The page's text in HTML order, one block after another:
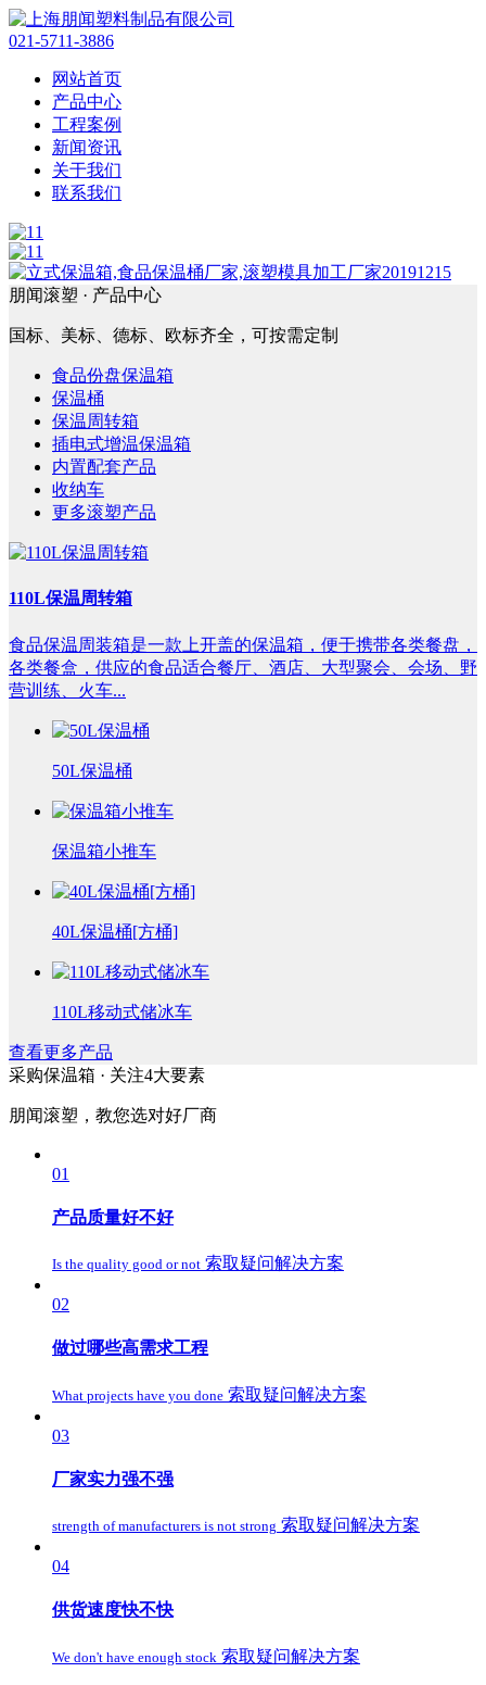
021-5711-3886
网站首页
产品中心
工程案例
新闻资讯
关于我们
联系我们
朋闻滚塑 · 产品中心
国标、美标、德标、欧标齐全，可按需定制
食品份盘保温箱
保温桶
保温周转箱
插电式增温保温箱
内置配套产品
收纳车
更多滚塑产品
110L保温周转箱
食品保温周装箱是一款上开盖的保温箱，便于携带各类餐盘，
各类餐盒，供应的食品适合餐厅、酒店、大型聚会、会场、野
营训练、火车...
50L保温桶
保温箱小推车
40L保温桶[方桶]
110L移动式储冰车
查看更多产品
采购保温箱 · 关注4大要素
朋闻滚塑，教您选对好厂商
01
产品质量好不好
Is the quality good or not 索取疑问解决方案
02
做过哪些高需求工程
What projects have you done 索取疑问解决方案
03
厂家实力强不强
strength of manufacturers is not strong 索取疑问解决方案
04
供货速度快不快
We don't have enough stock 索取疑问解决方案